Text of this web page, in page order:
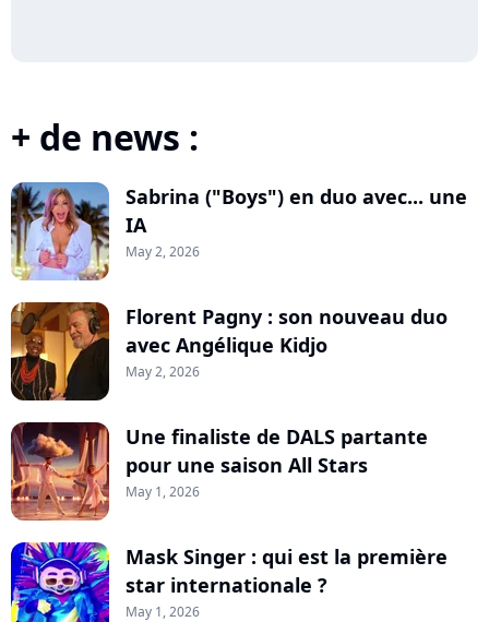
+ de news :
Sabrina ("Boys") en duo avec... une
IA
May 2, 2026
Florent Pagny : son nouveau duo
avec Angélique Kidjo
May 2, 2026
Une finaliste de DALS partante
pour une saison All Stars
May 1, 2026
Mask Singer : qui est la première
star internationale ?
May 1, 2026